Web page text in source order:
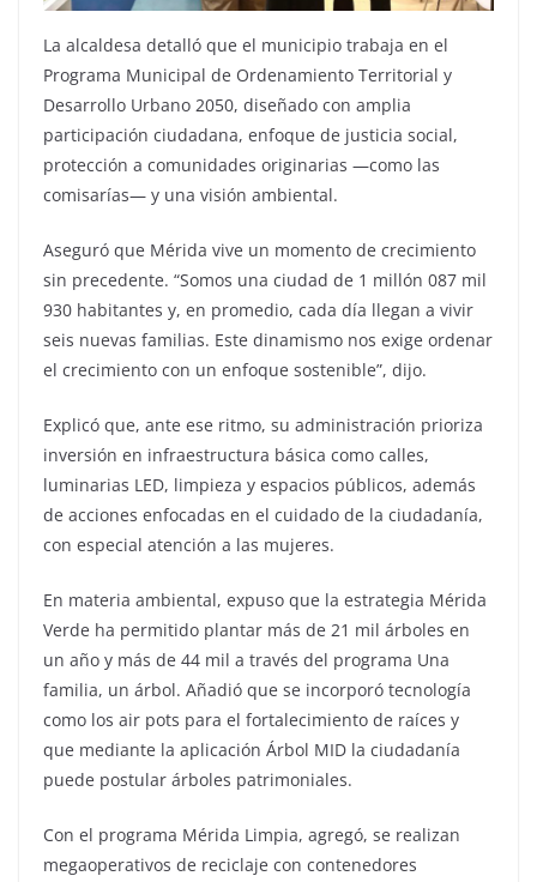
La alcaldesa detalló que el municipio trabaja en el
Programa Municipal de Ordenamiento Territorial y
Desarrollo Urbano 2050, diseñado con amplia
participación ciudadana, enfoque de justicia social,
protección a comunidades originarias —como las
comisarías— y una visión ambiental.
Aseguró que Mérida vive un momento de crecimiento
sin precedente. “Somos una ciudad de 1 millón 087 mil
930 habitantes y, en promedio, cada día llegan a vivir
seis nuevas familias. Este dinamismo nos exige ordenar
el crecimiento con un enfoque sostenible”, dijo.
Explicó que, ante ese ritmo, su administración prioriza
inversión en infraestructura básica como calles,
luminarias LED, limpieza y espacios públicos, además
de acciones enfocadas en el cuidado de la ciudadanía,
con especial atención a las mujeres.
En materia ambiental, expuso que la estrategia Mérida
Verde ha permitido plantar más de 21 mil árboles en
un año y más de 44 mil a través del programa Una
familia, un árbol. Añadió que se incorporó tecnología
como los air pots para el fortalecimiento de raíces y
que mediante la aplicación Árbol MID la ciudadanía
puede postular árboles patrimoniales.
Con el programa Mérida Limpia, agregó, se realizan
megaoperativos de reciclaje con contenedores